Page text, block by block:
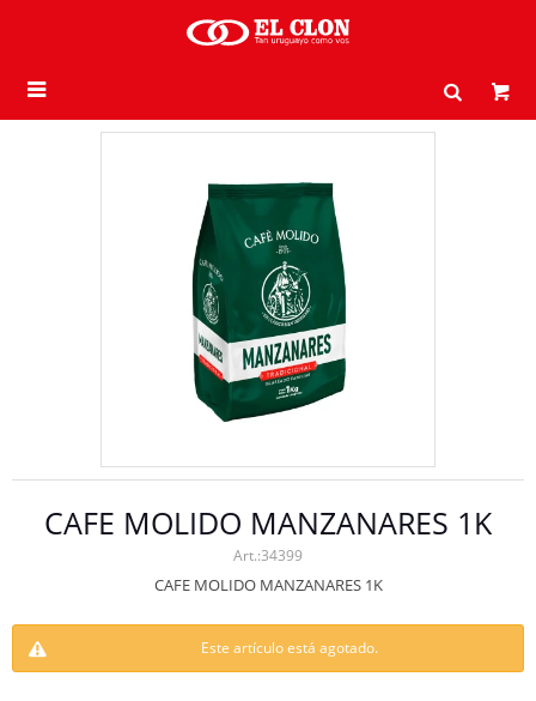

CAFE MOLIDO MANZANARES 1K
34399
CAFE MOLIDO MANZANARES 1K
Este artículo está agotado.